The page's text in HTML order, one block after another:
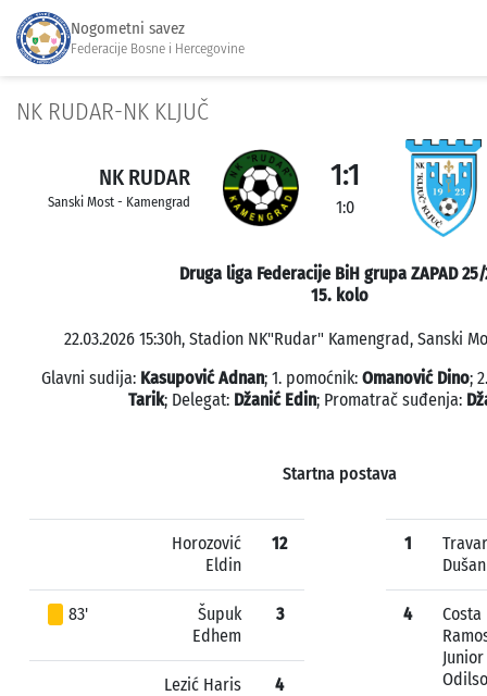
Nogometni savez
Federacije Bosne i Hercegovine
NK RUDAR-NK KLJUČ
NK RUDAR
Sanski Most - Kamengrad
1:1
1:0
Druga liga Federacije BiH grupa ZAPAD 25/
15. kolo
22.03.2026 15:30h, Stadion NK"Rudar" Kamengrad, Sanski
Glavni sudija: Kasupović Adnan; 1. pomoćnik: Omanović Dino;
Tarik; Delegat: Džanić Edin; Promatrač suđenja:
Startna postava
Horozović
Eldin
12
83'
Šupuk
Edhem
3
Lezić Haris 4
1
Travar
Dušan
4
Costa
Junior
Odilso